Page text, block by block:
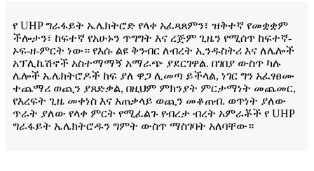
የ UHP ግራፋይት ኤሌክትሮድ የላቀ አፈጻጸምን፣ ዝቅተኛ የመቋቋም
ችሎታን፣ ከፍተኛ የአሁኑን ጥግግት እና ረጅም ጊዜን የሚሰጥ ከፍተኛ-
ኦፍ-ዘ-ምርት ነው። የእሱ ልዩ ቅንብር ለብረት ኢንዱስትሪ እና ለሌሎች
አፕሊኬሽኖች አስተማማኝ አማራጭ ያደርገዋል. በገበያ ውስጥ ካሉ
ሌሎች ኤሌክትሮዶች ከፍ ያለ ዋጋ ሊመጣ ይችላል, ነገር ግን አፈፃፀሙ
ተጨማሪ ወጪን ያጸድቃል, በዚህም ምክንያት ምርታማነት መጨመር,
የእረፍት ጊዜ መቀነስ እና አጠቃላይ ወጪን መቆጠብ. ወጥነት ያለው
ጥራት ያለው የላቀ ምርት የሚፈልጉ የብረታ ብረት አምራቾች የ UHP
ግራፋይት ኤሌክትሮዱን ግምት ውስጥ ማስገባት አለባቸው።